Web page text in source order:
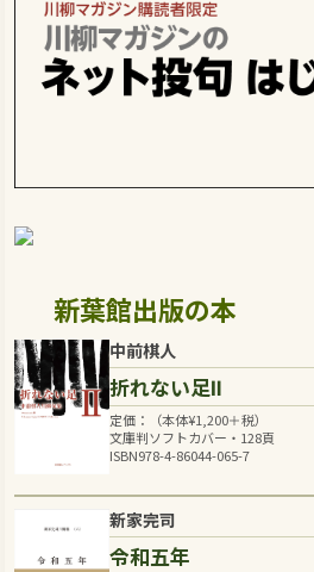
新葉館出版の本
中前棋人
折れない足Ⅱ
定価：（本体¥1,200＋税）
文庫判ソフトカバー・128頁
ISBN978-4-86044-065-7
新家完司
令和五年